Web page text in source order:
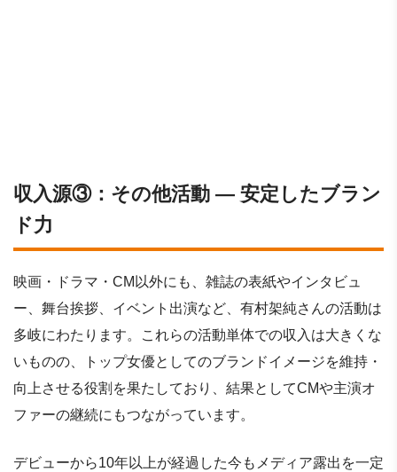
収入源③：その他活動 ― 安定したブラン
ド力
映画・ドラマ・CM以外にも、雑誌の表紙やインタビュ
ー、舞台挨拶、イベント出演など、有村架純さんの活動は
多岐にわたります。これらの活動単体での収入は大きくな
いものの、トップ女優としてのブランドイメージを維持・
向上させる役割を果たしており、結果としてCMや主演オ
ファーの継続にもつながっています。
デビューから10年以上が経過した今もメディア露出を一定